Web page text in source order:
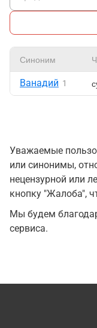
Синоним
Ванадий 1
Уважаемые
или синонимы,
нецензурной или
кнопку "Жалоба",
Мы будем
сервиса.